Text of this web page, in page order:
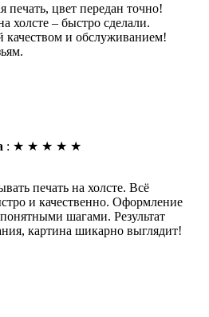
цвет передан точно!
холсте – быстро сделали.
качеством и обслуживанием!
: ★ ★ ★ ★ ★
печать на холсте. Всё
и качественно. Оформление
понятными шагами. Результат
картина шикарно выглядит!